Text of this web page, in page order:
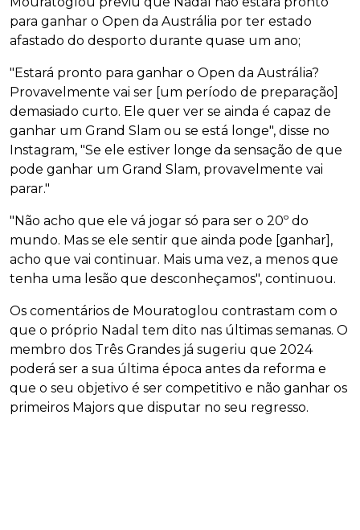
para ganhar o Open da Austrália por ter estado
afastado do desporto durante quase um ano;
"Estará pronto para ganhar o Open da Austrália?
Provavelmente vai ser [um período de preparação]
demasiado curto. Ele quer ver se ainda é capaz de
ganhar um Grand Slam ou se está longe", disse no
Instagram, "Se ele estiver longe da sensação de que
pode ganhar um Grand Slam, provavelmente vai
parar."
"Não acho que ele vá jogar só para ser o 20º do
mundo. Mas se ele sentir que ainda pode [ganhar],
acho que vai continuar. Mais uma vez, a menos que
tenha uma lesão que desconheçamos", continuou.
Os comentários de Mouratoglou contrastam com o
que o próprio Nadal tem dito nas últimas semanas. O
membro dos Três Grandes já sugeriu que 2024
poderá ser a sua última época antes da reforma e
que o seu objetivo é ser competitivo e não ganhar os
primeiros Majors que disputar no seu regresso.